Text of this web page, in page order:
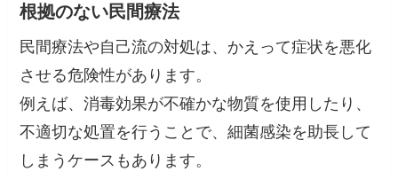
根拠のない民間療法
民間療法や自己流の対処は、かえって症状を悪化
させる危険性があります。
例えば、消毒効果が不確かな物質を使用したり、
不適切な処置を行うことで、細菌感染を助長して
しまうケースもあります。